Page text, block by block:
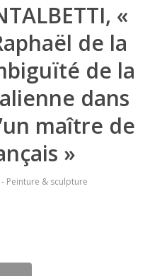
«
de la
de la
dans
maître de
»
Peinture & sculpture